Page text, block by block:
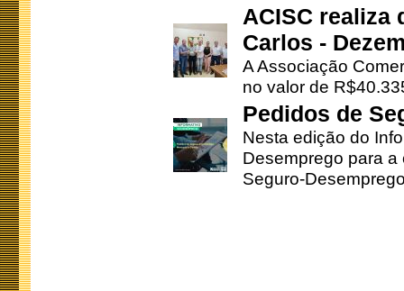
ACISC realiza
Carlos -
A Associação
no valor de
Pedidos de
Nesta edição do
Desemprego para
Seguro-